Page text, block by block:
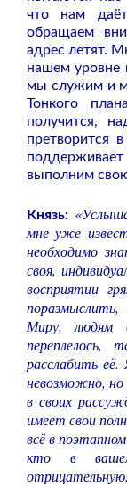
что нам
обращаем
адрес летят.
нашем уровне
мы служим и
Тонкого
получится,
претворится
выполним
Князь:
мне уже
необходимо
своя,
восприятии
Миру, людям
расслабить
невозможно, но
в своих
имеет свои
всё в
кто в